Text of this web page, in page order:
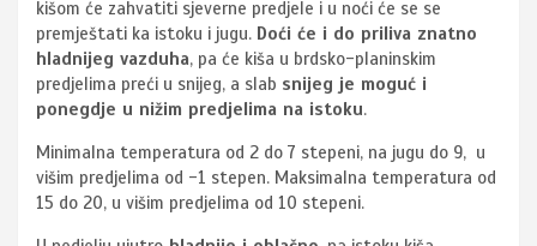
kišom će zahvatiti sjeverne predjele i u noći će se se
premještati ka istoku i jugu. Doći će i do priliva znatno
hladnijeg vazduha, pa će kiša u brdsko-planinskim
predjelima preći u snijeg, a slab snijeg je moguć i
ponegdje u nižim predjelima na istoku.
Minimalna temperatura od 2 do 7 stepeni, na jugu do 9, u
višim predjelima od -1 stepen. Maksimalna temperatura od
15 do 20, u višim predjelima od 10 stepeni.